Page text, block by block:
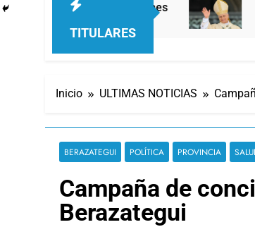
TITULARES
en la sede de Quilmes La
8
Inicio ULTIMAS NOTICIAS
BERAZATEGUI POLÍTICA PROVINCIA
Campaña de
Berazategui